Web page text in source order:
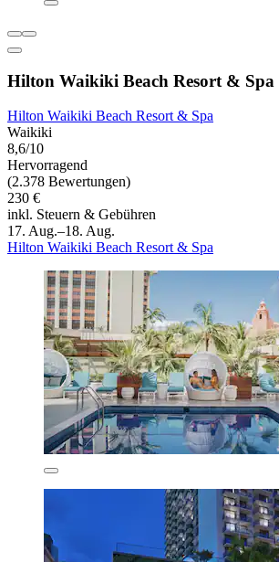
Hilton Waikiki Beach Resort & Spa
Hilton Waikiki Beach Resort & Spa
Waikiki
8,6/10
Hervorragend
(2.378 Bewertungen)
230 €
inkl. Steuern & Gebühren
17. Aug.–18. Aug.
Hilton Waikiki Beach Resort & Spa